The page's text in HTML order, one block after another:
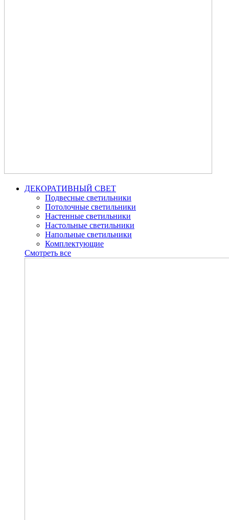
ДЕКОРАТИВНЫЙ СВЕТ
Подвесные светильники
Потолочные светильники
Настенные светильники
Настольные светильники
Напольные светильники
Комплектующие
Смотреть все